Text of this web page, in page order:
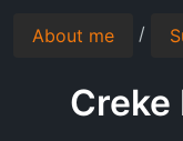
About me /
Creke